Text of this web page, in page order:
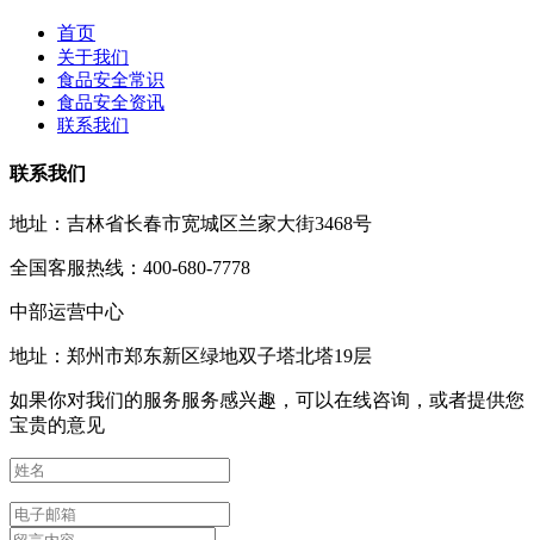
首页
关于我们
食品安全常识
食品安全资讯
联系我们
联系我们
地址：吉林省长春市宽城区兰家大街3468号
全国客服热线：400-680-7778
中部运营中心
地址：郑州市郑东新区绿地双子塔北塔19层
如果你对我们的服务服务感兴趣，可以在线咨询，或者提供您
宝贵的意见